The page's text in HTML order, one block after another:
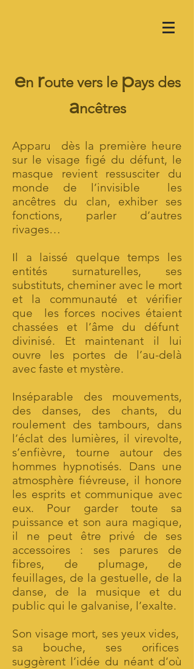
en route vers le pays des
ancêtres
Apparu dès la première heure
sur le visage figé du défunt, le
masque revient ressusciter du
monde de l’invisible les
ancêtres du clan, exhiber ses
fonctions, parler d’autres
rivages…
Il a laissé quelque temps les
entités surnaturelles, ses
substituts, cheminer avec le mort
et la communauté et vérifier
que les forces nocives étaient
chassées et l’âme du défunt
divinisé. Et maintenant il lui
ouvre les portes de l’au-delà
avec faste et mystère.
Inséparable des mouvements,
des danses, des chants, du
roulement des tambours, dans
l’éclat des lumières, il virevolte,
s’enfièvre, tourne autour des
hommes hypnotisés. Dans une
atmosphère fiévreuse, il honore
les esprits et communique avec
eux. Pour garder toute sa
puissance et son aura magique,
il ne peut être privé de ses
accessoires : ses parures de
fibres, de plumage, de
feuillages, de la gestuelle, de la
danse, de la musique et du
public qui le galvanise, l’exalte.
Son visage mort, ses yeux vides,
sa bouche, ses orifices
suggèrent l’idée du néant d’où